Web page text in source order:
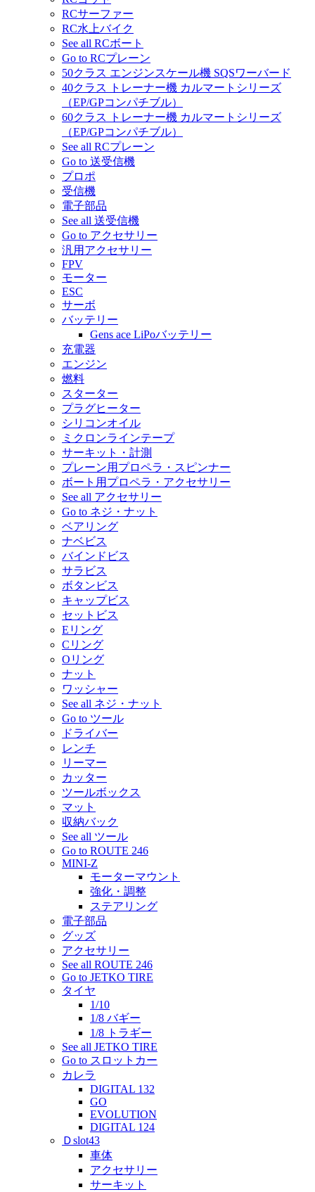
RCサーファー
RC水上バイク
See all RCボート
Go to RCプレーン
50クラス エンジンスケール機 SQSワーバード
40クラス トレーナー機 カルマートシリーズ
（EP/GPコンパチブル）
60クラス トレーナー機 カルマートシリーズ
（EP/GPコンパチブル）
See all RCプレーン
Go to 送受信機
プロポ
受信機
電子部品
See all 送受信機
Go to アクセサリー
汎用アクセサリー
FPV
モーター
ESC
サーボ
バッテリー
Gens ace LiPoバッテリー
充電器
エンジン
燃料
スターター
プラグヒーター
シリコンオイル
ミクロンラインテープ
サーキット・計測
プレーン用プロペラ・スピンナー
ボート用プロペラ・アクセサリー
See all アクセサリー
Go to ネジ・ナット
ベアリング
ナベビス
バインドビス
サラビス
ボタンビス
キャップビス
セットビス
Eリング
Cリング
Oリング
ナット
ワッシャー
See all ネジ・ナット
Go to ツール
ドライバー
レンチ
リーマー
カッター
ツールボックス
マット
収納バック
See all ツール
Go to ROUTE 246
MINI-Z
モーターマウント
強化・調整
ステアリング
電子部品
グッズ
アクセサリー
See all ROUTE 246
Go to JETKO TIRE
タイヤ
1/10
1/8 バギー
1/8 トラギー
See all JETKO TIRE
Go to スロットカー
カレラ
DIGITAL 132
GO
EVOLUTION
DIGITAL 124
Ｄslot43
車体
アクセサリー
サーキット